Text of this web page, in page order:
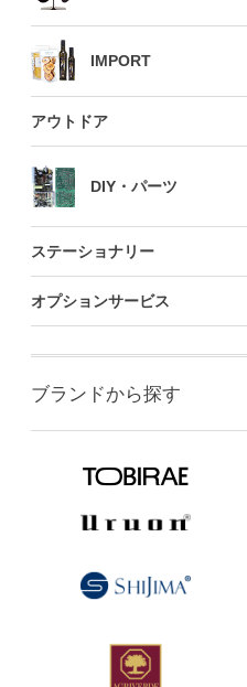
IMPORT
アウトドア
DIY・パーツ
ステーショナリー
オプションサービス
ブランドから探す